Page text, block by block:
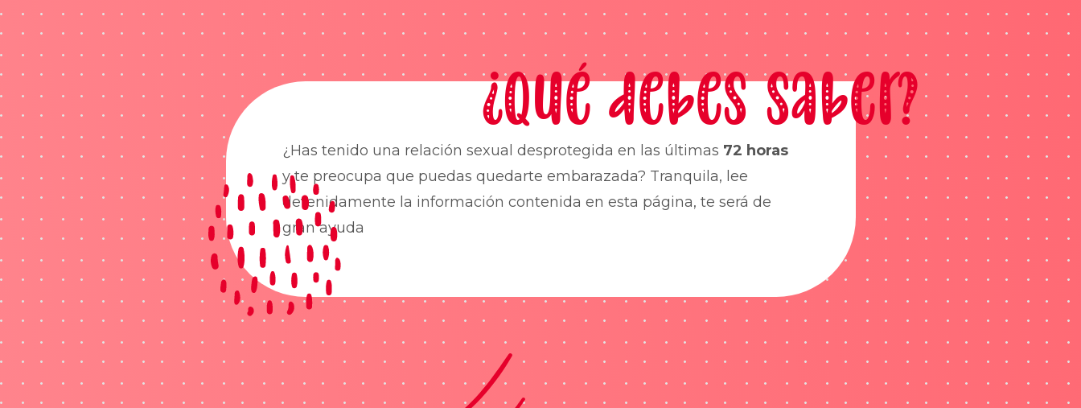
¿Qué debes saber?
¿Has tenido una relación sexual desprotegida en las últimas 72 horas
y te preocupa que puedas quedarte embarazada? Tranquila, lee
detenidamente la información contenida en esta página, te será de
gran ayuda